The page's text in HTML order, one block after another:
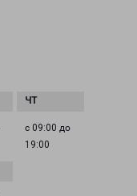
с 09:00 до
19:00